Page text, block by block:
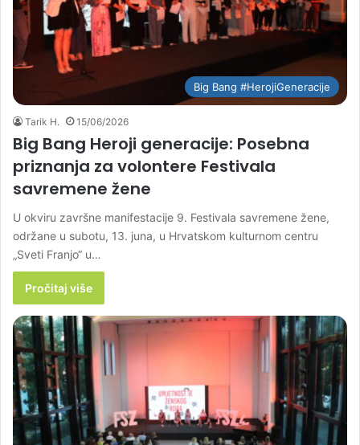
Big Bang #HerojiGeneracije
Tarik H. 15/06/2026
Big Bang Heroji generacije: Posebna
priznanja za volontere Festivala
savremene žene
U okviru završne manifestacije 9. Festivala savremene žene,
održane u subotu, 13. juna, u Hrvatskom kulturnom centru
„Sveti Franjo“ u…
Pročitaj više